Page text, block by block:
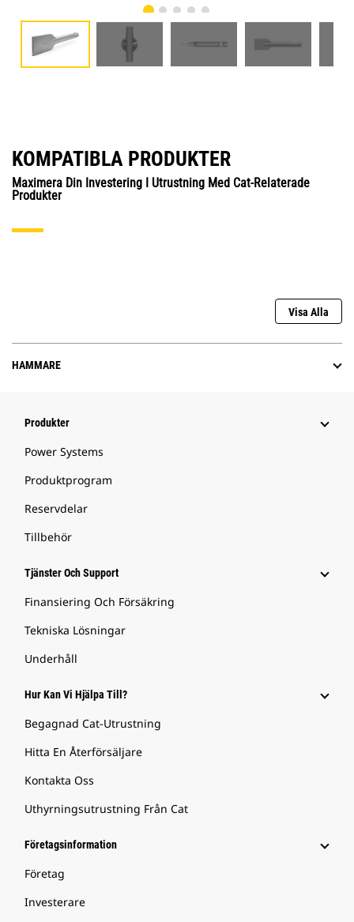
KOMPATIBLA PRODUKTER
Maximera Din Investering I Utrustning Med Cat-Relaterade
Produkter
Visa Alla
HAMMARE
Produkter
Power Systems
Produktprogram
Reservdelar
Tillbehör
Tjänster Och Support
Finansiering Och Försäkring
Tekniska Lösningar
Underhåll
Hur Kan Vi Hjälpa Till?
Begagnad Cat-Utrustning
Hitta En Återförsäljare
Kontakta Oss
Uthyrningsutrustning Från Cat
Företagsinformation
Företag
Investerare